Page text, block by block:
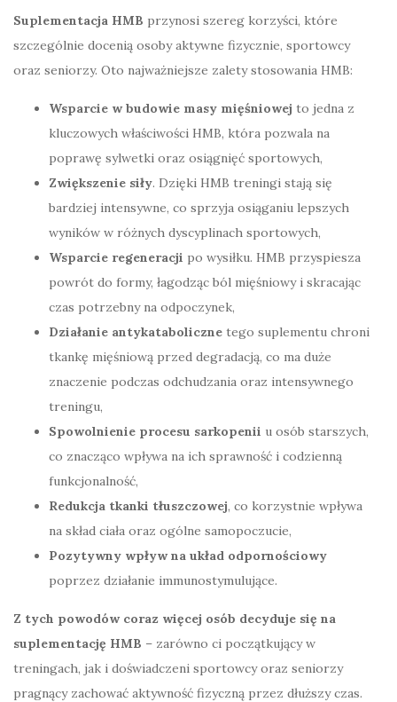
Suplementacja HMB przynosi szereg korzyści, które
szczególnie docenią osoby aktywne fizycznie, sportowcy
oraz seniorzy. Oto najważniejsze zalety stosowania HMB:
Wsparcie w budowie masy mięśniowej to jedna z
kluczowych właściwości HMB, która pozwala na
poprawę sylwetki oraz osiągnięć sportowych,
Zwiększenie siły. Dzięki HMB treningi stają się
bardziej intensywne, co sprzyja osiąganiu lepszych
wyników w różnych dyscyplinach sportowych,
Wsparcie regeneracji po wysiłku. HMB przyspiesza
powrót do formy, łagodząc ból mięśniowy i skracając
czas potrzebny na odpoczynek,
Działanie antykataboliczne tego suplementu chroni
tkankę mięśniową przed degradacją, co ma duże
znaczenie podczas odchudzania oraz intensywnego
treningu,
Spowolnienie procesu sarkopenii u osób starszych,
co znacząco wpływa na ich sprawność i codzienną
funkcjonalność,
Redukcja tkanki tłuszczowej, co korzystnie wpływa
na skład ciała oraz ogólne samopoczucie,
Pozytywny wpływ na układ odpornościowy
poprzez działanie immunostymulujące.
Z tych powodów coraz więcej osób decyduje się na
suplementację HMB – zarówno ci początkujący w
treningach, jak i doświadczeni sportowcy oraz seniorzy
pragnący zachować aktywność fizyczną przez dłuższy czas.